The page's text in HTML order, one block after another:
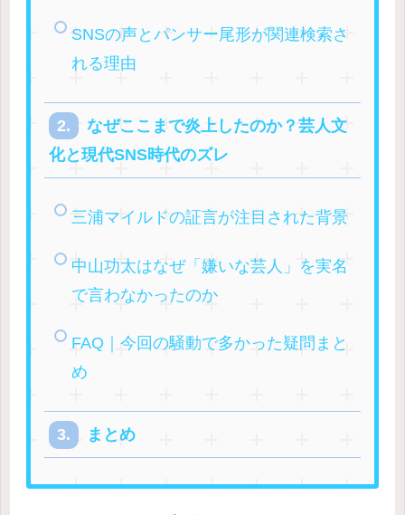
SNSの声とパンサー尾形が関連検索さ
れる理由
なぜここまで炎上したのか？芸人文
化と現代SNS時代のズレ
三浦マイルドの証言が注目された背景
中山功太はなぜ「嫌いな芸人」を実名
で言わなかったのか
FAQ｜今回の騒動で多かった疑問まと
め
まとめ